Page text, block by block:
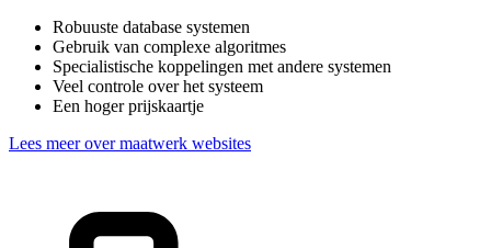
Robuuste database systemen
Gebruik van complexe algoritmes
Specialistische koppelingen met andere systemen
Veel controle over het systeem
Een hoger prijskaartje
Lees meer over maatwerk websites